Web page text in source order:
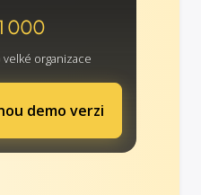
organizace
demo verzi